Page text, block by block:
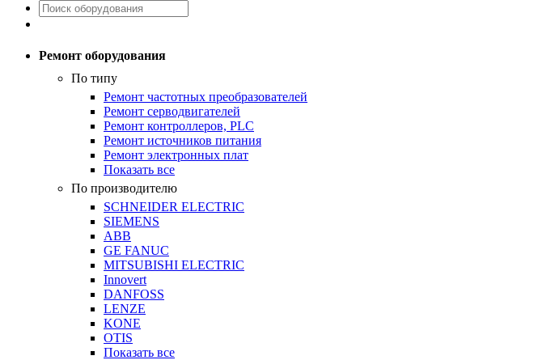
Ремонт оборудования
По типу
Ремонт частотных преобразователей
Ремонт серводвигателей
Ремонт контроллеров, PLC
Ремонт источников питания
Ремонт электронных плат
Показать все
По производителю
SCHNEIDER ELECTRIC
SIEMENS
ABB
GE FANUC
MITSUBISHI ELECTRIC
Innovert
DANFOSS
LENZE
KONE
OTIS
Показать все